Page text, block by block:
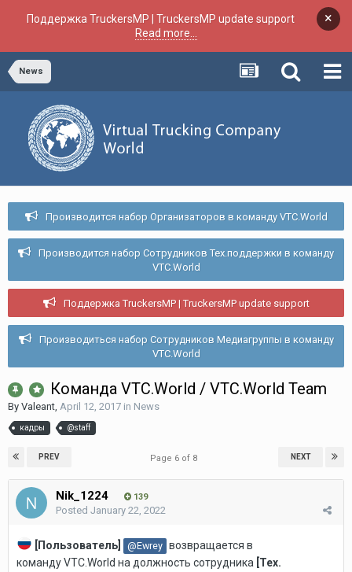
Поддержка TruckersMP | TruckersMP update support
Read more...
×
News
Производится набор Организаторов в команду VTC.World
Производится набор Сотрудников Тех.поддержки в команду
VTC.World
Поддержка TruckersMP | TruckersMP update support
Производиться набор Сотрудников Медиагруппы в команду
VTC.World
Команда VTC.World / VTC.World Team
By Valeant, April 12, 2017 in News
кадры @staff
PREV NEXT
Page 6 of 8
Nik_1224 139
Posted January 22, 2022
[Пользователь] @Ewrey возвращается в
команду VTC.World на должность сотрудника [Тех.